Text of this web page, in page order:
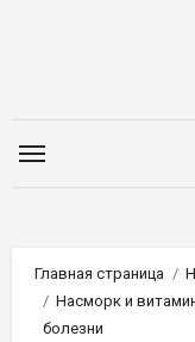
Главная страница
Насморк и
болезни